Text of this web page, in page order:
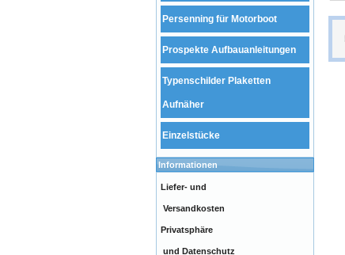
Persenning für Motorboot
Prospekte Aufbauanleitungen
Typenschilder Plaketten
Aufnäher
Einzelstücke
Informationen
Liefer- und
Versandkosten
Privatsphäre
und Datenschutz